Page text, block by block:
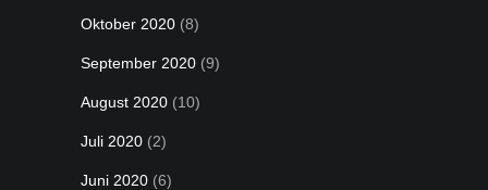
Oktober 2020 (8)
September 2020 (9)
August 2020 (10)
Juli 2020 (2)
Juni 2020 (6)